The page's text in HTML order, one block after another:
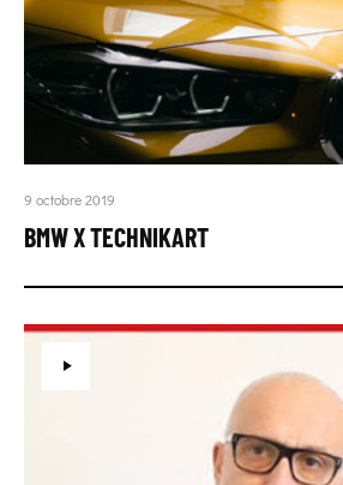
9 octobre 2019
BMW X TECHNIKART